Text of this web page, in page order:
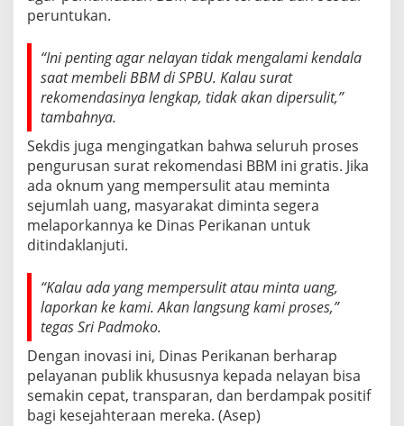
peruntukan.
“Ini penting agar nelayan tidak mengalami kendala
saat membeli BBM di SPBU. Kalau surat
rekomendasinya lengkap, tidak akan dipersulit,”
tambahnya.
Sekdis juga mengingatkan bahwa seluruh proses
pengurusan surat rekomendasi BBM ini gratis. Jika
ada oknum yang mempersulit atau meminta
sejumlah uang, masyarakat diminta segera
melaporkannya ke Dinas Perikanan untuk
ditindaklanjuti.
“Kalau ada yang mempersulit atau minta uang,
laporkan ke kami. Akan langsung kami proses,”
tegas Sri Padmoko.
Dengan inovasi ini, Dinas Perikanan berharap
pelayanan publik khususnya kepada nelayan bisa
semakin cepat, transparan, dan berdampak positif
bagi kesejahteraan mereka. (Asep)